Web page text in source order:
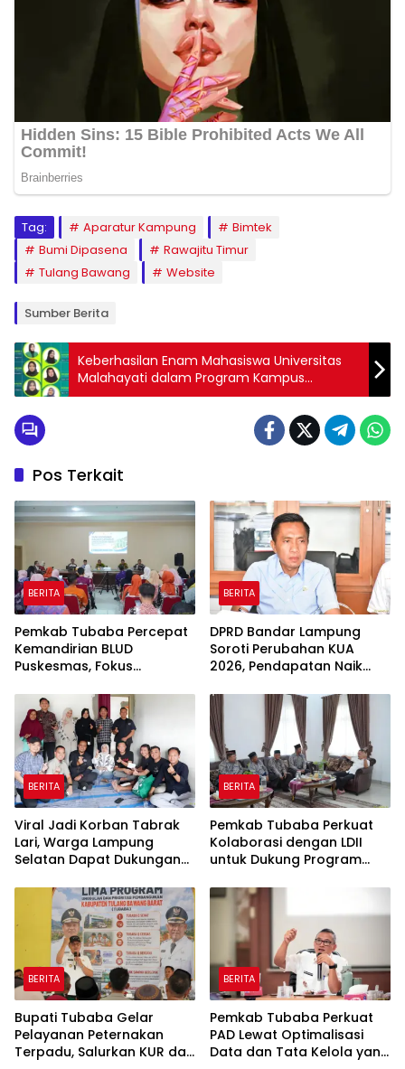
Tag: Aparatur Kampung
Bimtek
Bumi Dipasena
Rawajitu Timur
Tulang Bawang
Website
Sumber Berita
Keberhasilan Enam Mahasiswa Universitas
Malahayati dalam Program Kampus
Mengajar Angkatan VI Tahun 2023
Pos Terkait
BERITA
Pemkab Tubaba Percepat
Kemandirian BLUD
Puskesmas, Fokus
Kesehatan
BERITA
DPRD Bandar Lampung
Soroti Perubahan KUA
2026, Pendapatan Naik
Dipangkas
BERITA
Viral Jadi Korban Tabrak
Lari, Warga Lampung
Selatan Dapat Dukungan
Influencer
BERITA
Pemkab Tubaba Perkuat
Kolaborasi dengan LDII
untuk Dukung Program
BERITA
Bupati Tubaba Gelar
Pelayanan Peternakan
Terpadu, Salurkan KUR dan
BERITA
Pemkab Tubaba Perkuat
PAD Lewat Optimalisasi
Data dan Tata Kelola yang